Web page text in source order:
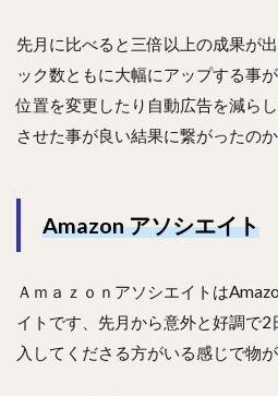
先月に比べると三倍以上の成果が
ック数ともに大幅にアップする事
位置を変更したり自動広告を減ら
させた事が良い結果に繋がったのか
Amazon アソシエイト
Ａｍａｚｏｎアソシエイトは
イトです、先月から意外と好調で
入してくださる方がいる感じで物